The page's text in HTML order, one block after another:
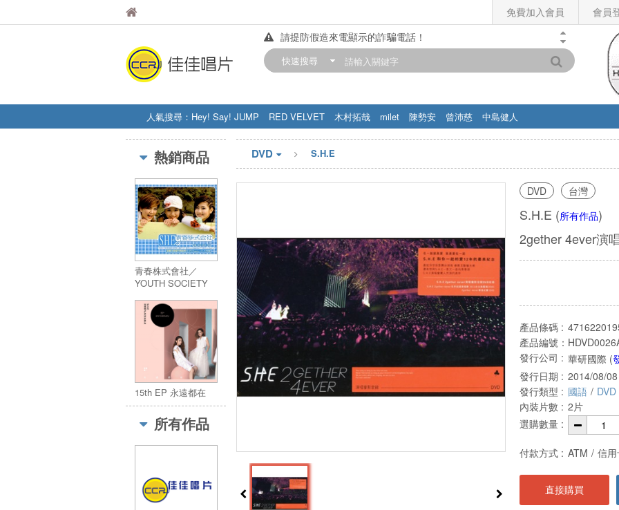
免費加入會員
會員
佳佳唱片
請提防假造來電顯示的詐騙電話！
【中華門市營業時間調整公告】
快速搜尋
人氣搜尋： Hey! Say! JUMP RED VELVET 木村拓哉 milet 陳勢安 曾沛慈
中島健人
STRAY KIDS
盧廣仲 周杰伦
熱銷商品
青春株式會社／
YOUTH SOCIETY
15th EP 永遠都在
所有作品
DVD S.H.E
DVD 台灣
S.H.E (所有作品)
2gether 4ever演
產品條碼 :
產品編號：
發行公司 : 華研國際 (
發行日期 : 2014/08/08
發行類型 : 國語 / DVD
內裝片數 : 2片
選購數量 :
付款方式 : ATM / 信
直接購買